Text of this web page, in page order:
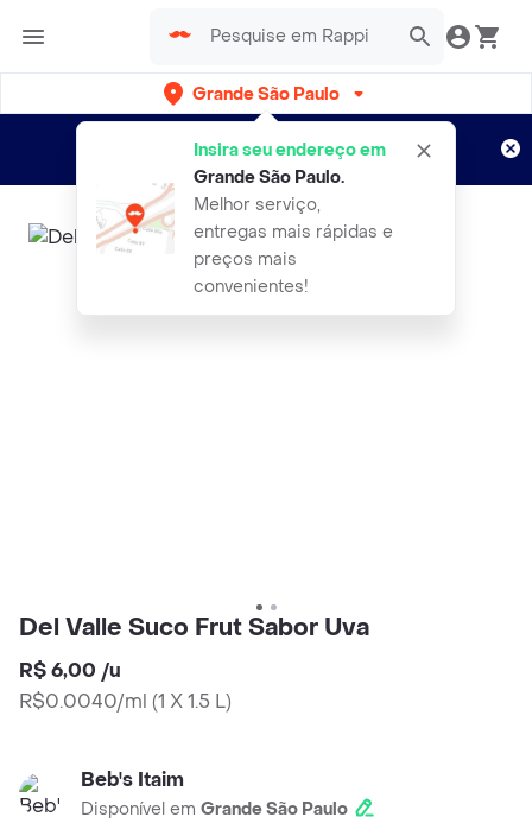
Grande São Paulo
Insira seu endereço em
Grande São Paulo.
Melhor serviço,
entregas mais rápidas e
preços mais
convenientes!
Entregas grátis por 15 dias!
Aplicam T&C
Del Valle Suco Frut Sabor Uva
R$ 6,00 /u
R$0.0040/ml (1 X 1.5 L)
Beb's Itaim
Disponível em Grande São Paulo